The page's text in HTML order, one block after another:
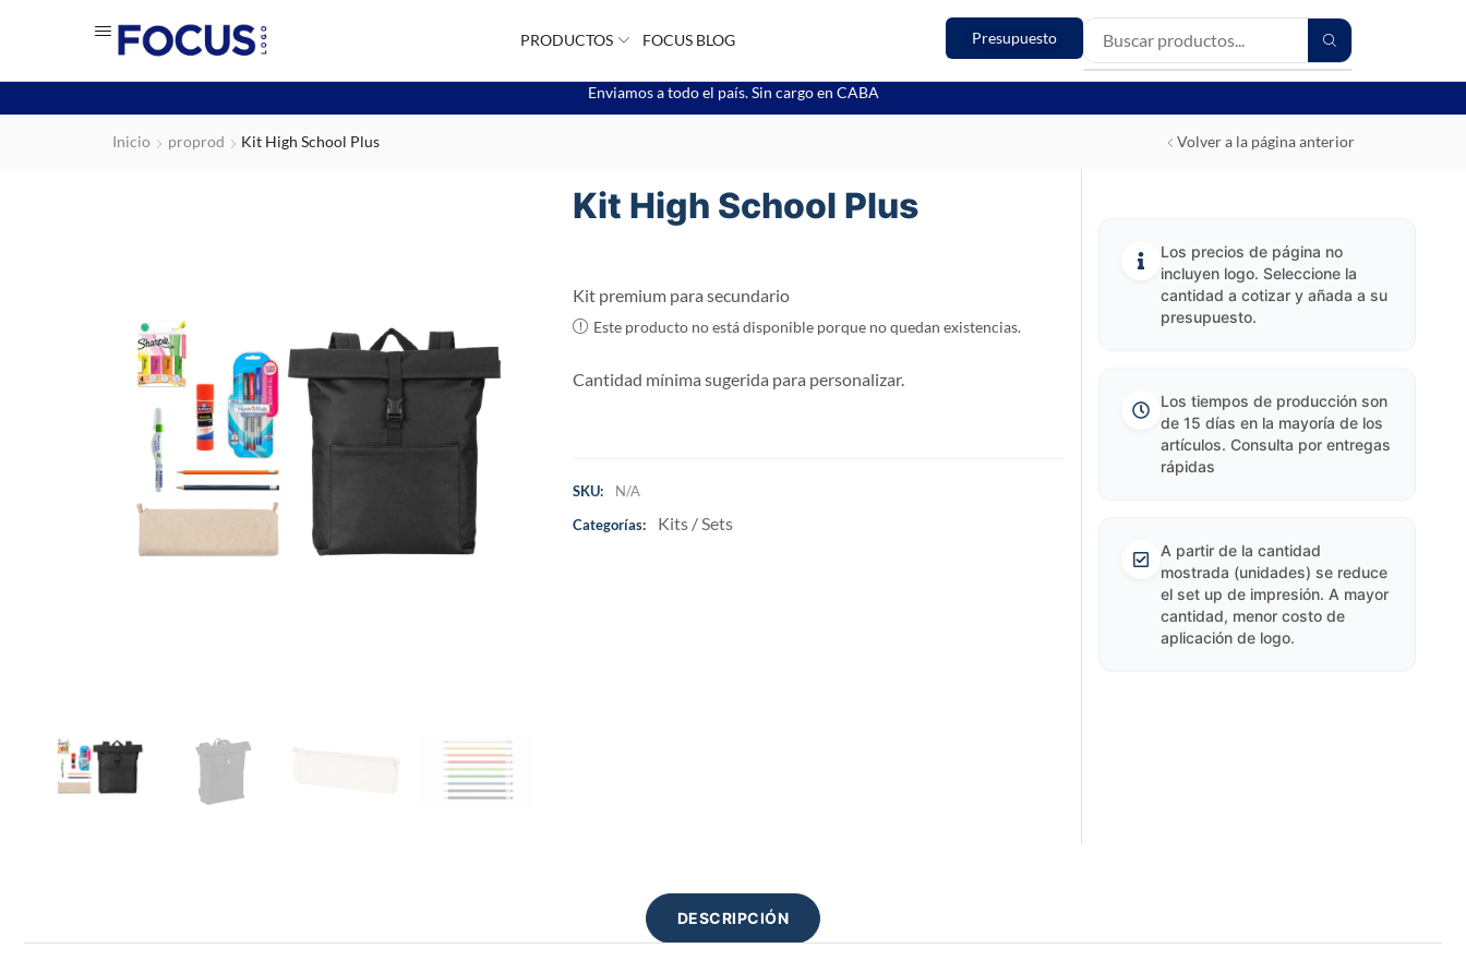
PRODUCTOS FOCUS BLOG Presupuesto
Enviamos a todo el país. Sin cargo en CABA
Inicio proprod Kit High School Plus Volver a la página anterior
Kit High School Plus
Kit premium para secundario
Este producto no está disponible porque no quedan existencias.
Cantidad mínima sugerida para personalizar.
SKU:
N/A
Categorías:
Kits / Sets
Los precios de página no
incluyen logo. Seleccione la
cantidad a cotizar y añada a su
presupuesto.
Los tiempos de producción son
de 15 días en la mayoría de los
artículos. Consulta por entregas
rápidas
A partir de la cantidad
mostrada (unidades) se reduce
el set up de impresión. A mayor
cantidad, menor costo de
aplicación de logo.
DESCRIPCIÓN